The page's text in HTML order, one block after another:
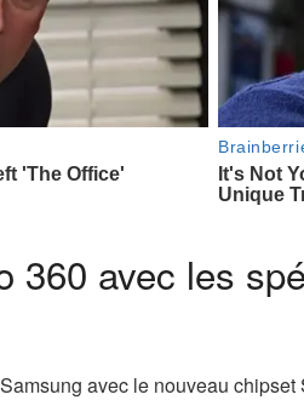
360 avec les
avec le nouveau